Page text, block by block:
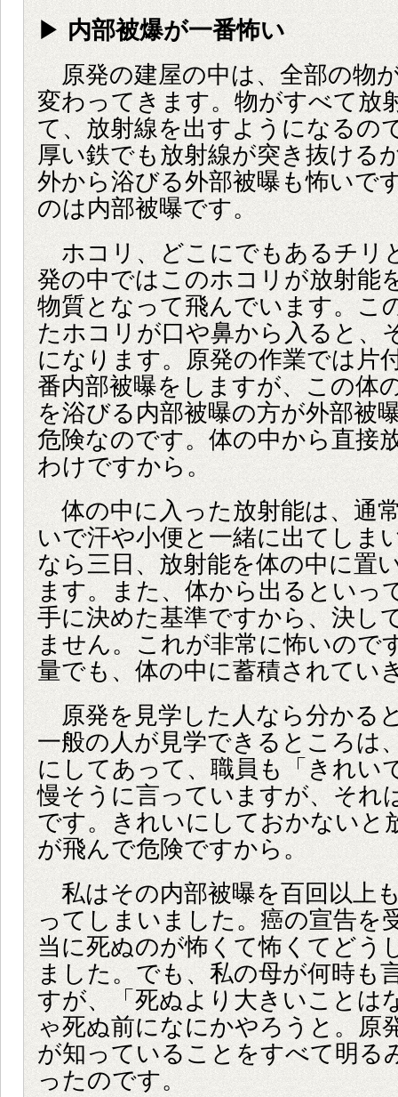
▶ 内部被爆が一番怖い
原発の建屋の中は、全部の物
変わってきます。物がすべて放
て、放射線を出すようになるの
厚い鉄でも放射線が突き抜ける
外から浴びる外部被曝も怖いで
のは内部被曝です。
ホコリ、どこにでもあるチリ
発の中ではこのホコリが放射能
物質となって飛んでいます。こ
たホコリが口や鼻から入ると、
になります。原発の作業では片
番内部被曝をしますが、この体
を浴びる内部被曝の方が外部被
危険なのです。体の中から直接
わけですから。
体の中に入った放射能は、通
いで汗や小便と一緒に出てしま
なら三日、放射能を体の中に置
ます。また、体から出るといっ
手に決めた基準ですから、決し
ません。これが非常に怖いので
量でも、体の中に蓄積されてい
原発を見学した人なら分かる
一般の人が見学できるところは
にしてあって、職員も「きれい
慢そうに言っていますが、それ
です。きれいにしておかないと
が飛んで危険ですから。
私はその内部被曝を百回以上
ってしまいました。癌の宣告を
当に死ぬのが怖くて怖くてどう
ました。でも、私の母が何時も
すが、「死ぬより大きいことは
ゃ死ぬ前になにかやろうと。原
が知っていることをすべて明る
ったのです。